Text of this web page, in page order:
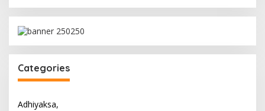
Categories
Adhiyaksa,